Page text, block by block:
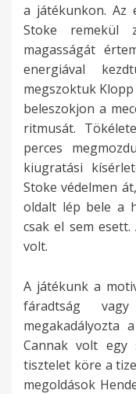
a játékunkon.
Stoke remekül
magasságát
energiával
megszoktuk
beleszokjon a
ritmusát.
perces
kiugratási
Stoke védelmen
oldalt lép bele a
csak el sem
volt.
A játékunk a
fáradtság
megakadályozta
Cannak volt egy
tisztelet köre a
megoldások